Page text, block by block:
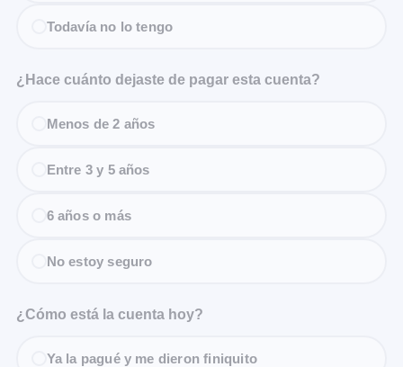
Todavía no lo tengo
¿Hace cuánto dejaste de pagar esta cuenta?
Menos de 2 años
Entre 3 y 5 años
6 años o más
No estoy seguro
¿Cómo está la cuenta hoy?
Ya la pagué y me dieron finiquito